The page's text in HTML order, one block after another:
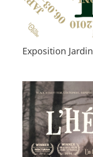
Exposition Jardin